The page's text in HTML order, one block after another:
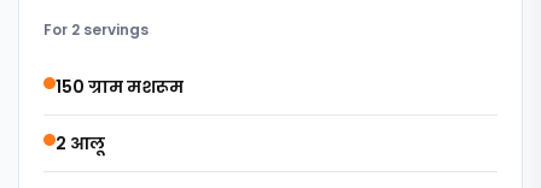
For 2 servings
150 ग्राम मशरूम
2 आलू